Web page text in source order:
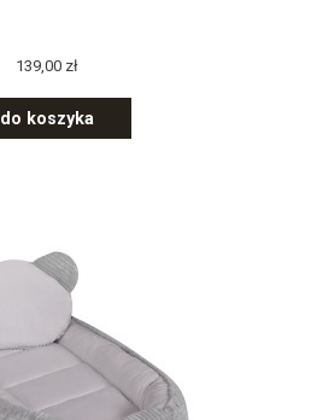
139,00 zł
do koszyka